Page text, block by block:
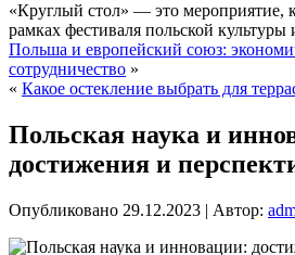
«Круглый стол» — это мероприятие,
рамках фестиваля польской культуры
Польша и европейский союз:
сотрудничество »
« Какое остекление выбрать для
Польская наука и
достижения и
Опубликовано 29.12.2023 | Автор: